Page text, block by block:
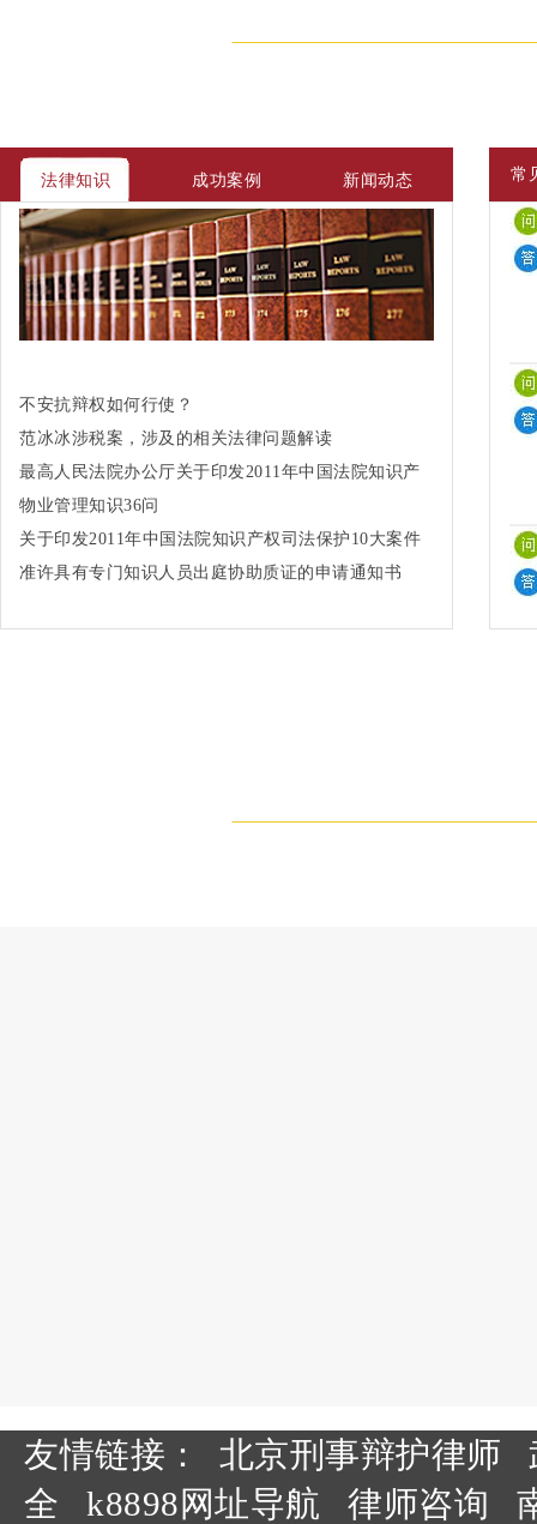
法律知识 成功案例 新闻动态
不安抗辩权如何行使？
范冰冰涉税案，涉及的相关法律问题解读
最高人民法院办公厅关于印发2011年中国法院知识产
权司法保护10大案件和50件典型案例的通知
物业管理知识36问
关于印发2011年中国法院知识产权司法保护10大案件
和50件典型案例的通知法办〔2012〕91号
准许具有专门知识人员出庭协助质证的申请通知书
常
友情链接： 北京刑事辩护律师
全
k8898网址导航 律师咨询